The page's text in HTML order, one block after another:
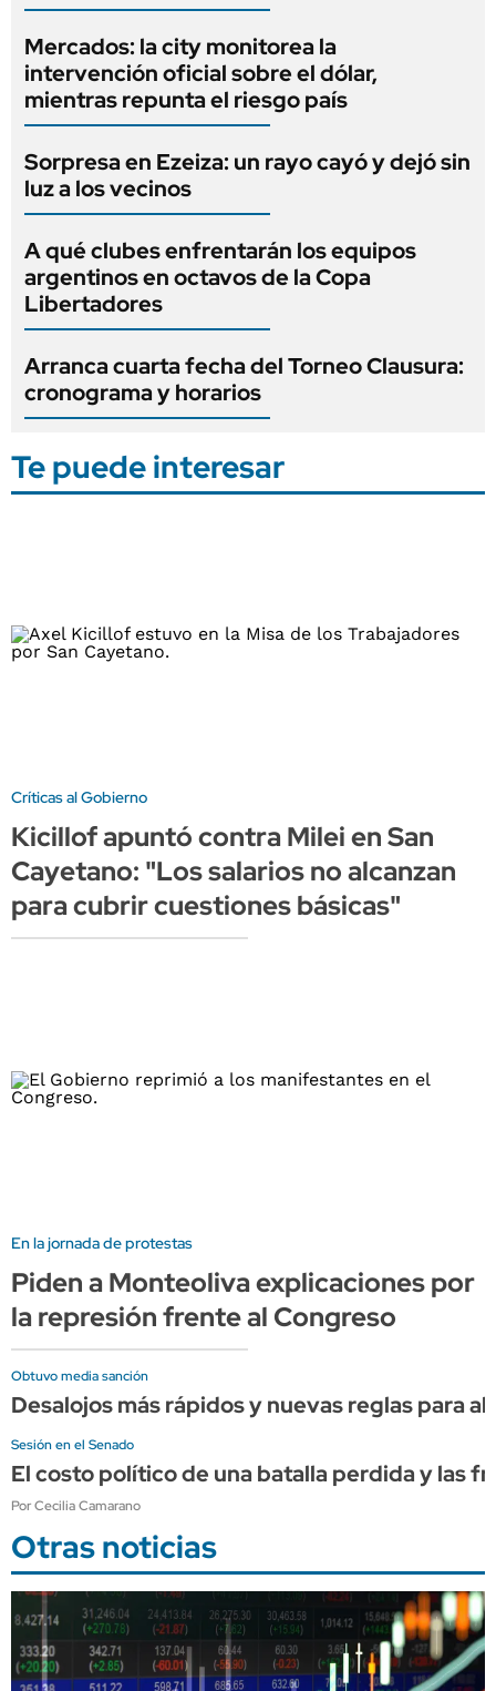
Mercados: la city monitorea la
intervención oficial sobre el dólar,
mientras repunta el riesgo país
Sorpresa en Ezeiza: un rayo cayó y dejó sin
luz a los vecinos
A qué clubes enfrentarán los equipos
argentinos en octavos de la Copa
Libertadores
Arranca cuarta fecha del Torneo Clausura:
cronograma y horarios
Te puede interesar
Críticas al Gobierno
Kicillof apuntó contra Milei en San
Cayetano: "Los salarios no alcanzan
para cubrir cuestiones básicas"
En la jornada de protestas
Piden a Monteoliva explicaciones por
la represión frente al Congreso
Obtuvo media sanción
Desalojos más rápidos y nuevas reglas para
Sesión en el Senado
El costo político de una batalla perdida y las
Por Cecilia Camarano
Otras noticias